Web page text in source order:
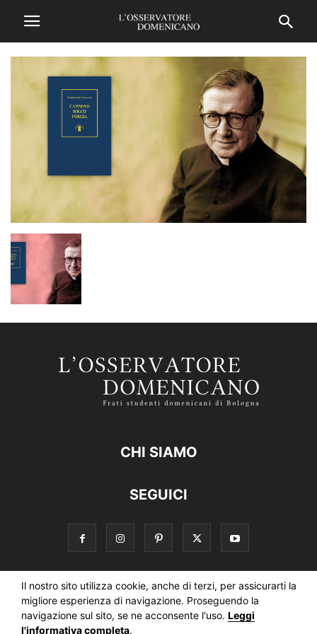
Il nostro sito utilizza cookie, anche di terzi, per assicurarti la
migliore esperienza di navigazione. Proseguendo la
navigazione sul sito, se ne acconsente l'uso. Leggi
l'informativa completa.
CHI SIAMO
SEGUICI
Informativa estesa sull’uso dei cookie
Informativa sul trattamento dei dati della Newsletter